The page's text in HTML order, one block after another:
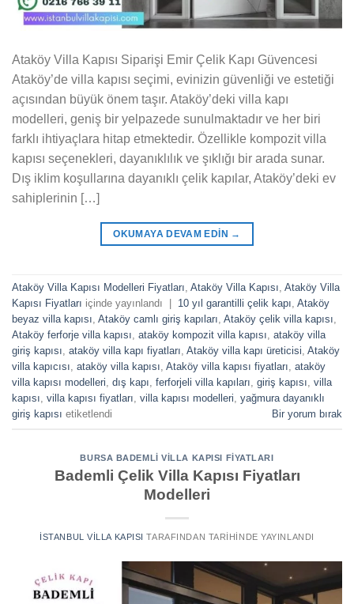
Ataköy Villa Kapısı Siparişi Emir Çelik Kapı Güvencesi
Ataköy’de villa kapısı seçimi, evinizin güvenliği ve estetiği
açısından büyük önem taşır. Ataköy’deki villa kapı
modelleri, geniş bir yelpazede sunulmaktadır ve her biri
farklı ihtiyaçlara hitap etmektedir. Özellikle kompozit villa
kapısı seçenekleri, dayanıklılık ve şıklığı bir arada sunar.
Dış iklim koşullarına dayanıklı çelik kapılar, Ataköy’deki ev
sahiplerinin […]
OKUMAYA DEVAM EDIN →
Ataköy Villa Kapısı Modelleri Fiyatları, Ataköy Villa Kapısı, Ataköy Villa
Kapısı Fiyatları içinde yayınlandı 10 yıl garantilli çelik kapı, Ataköy
beyaz villa kapısı, Ataköy camlı giriş kapıları, Ataköy çelik villa kapısı,
Ataköy ferforje villa kapısı, ataköy kompozit villa kapısı, ataköy villa
giriş kapısı, ataköy villa kapı fiyatları, Ataköy villa kapı üreticisi, Ataköy
villa kapıcısı, ataköy villa kapısı, Ataköy villa kapısı fiyatları, ataköy
villa kapısı modelleri, dış kapı, ferforjeli villa kapıları, giriş kapısı, villa
kapısı, villa kapısı fiyatları, villa kapısı modelleri, yağmura dayanıklı
giriş kapısı etiketlendi Bir yorum bırak
BURSA BADEMLI VILLA KAPISI FIYATLARI
Bademli Çelik Villa Kapısı Fiyatları
Modelleri
İSTANBUL VILLA KAPISI TARAFINDAN TARIHINDE YAYINLANDI